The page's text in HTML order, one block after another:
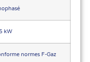
kW
normes F-Gaz